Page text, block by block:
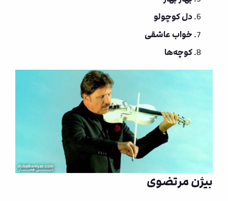
دل کوچولو
خواب عاشقی
کوچه‌ها
بیژن مرتضوی